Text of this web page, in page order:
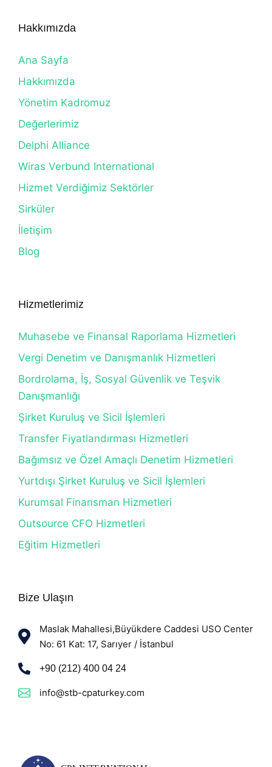
Hakkımızda
Ana Sayfa
Hakkımızda
Yönetim Kadromuz
Değerlerimiz
Delphi Alliance
Wiras Verbund International
Hizmet Verdiğimiz Sektörler
Sirküler
İletişim
Blog
Hizmetlerimiz
Muhasebe ve Finansal Raporlama Hizmetleri
Vergi Denetim ve Danışmanlık Hizmetleri
Bordrolama, İş, Sosyal Güvenlik ve Teşvik
Danışmanlığı
Şirket Kuruluş ve Sicil İşlemleri
Transfer Fiyatlandırması Hizmetleri
Bağımsız ve Özel Amaçlı Denetim Hizmetleri
Yurtdışı Şirket Kuruluş ve Sicil İşlemleri
Kurumsal Finansman Hizmetleri
Outsource CFO Hizmetleri
Eğitim Hizmetleri
Bize Ulaşın
Maslak Mahallesi,Büyükdere Caddesi USO Center
No: 61 Kat: 17, Sarıyer / İstanbul
+90 (212) 400 04 24
info@stb-cpaturkey.com